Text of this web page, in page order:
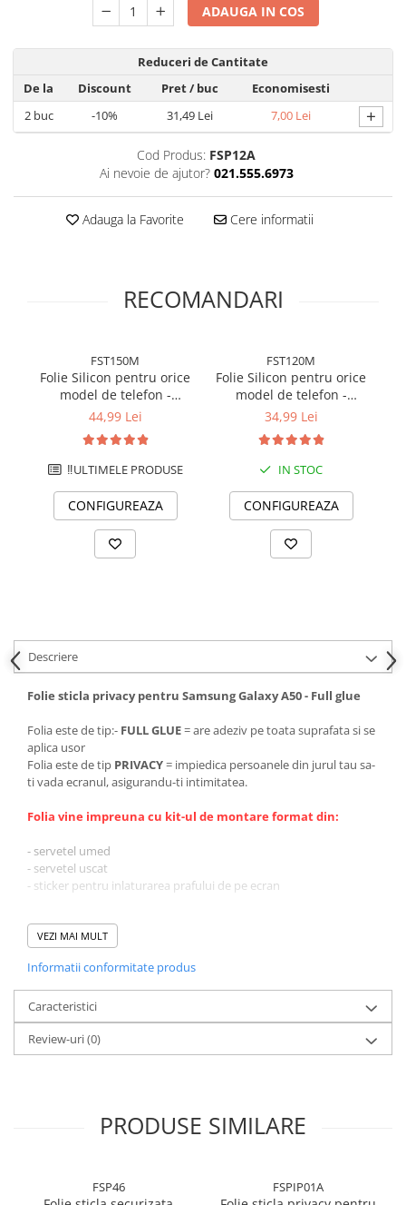
Pachete Promotionale
Pachete 2 Folii de Sticlă
Produse
ADAUGA IN COS
Reduceri de Cantitate
De la
Discount Pret/ buc
Economisesti
2buc -10% 31,49 Lei 7,00 Lei +
Cod Produs: FSP12A
Ai nevoie de ajutor? 021.555.6973
Adauga la Favorite Cere informatii
RECOMANDARI
FST150M
Folie Silicon pentru orice
model de telefon -
Hydrogel transparent 150
44,99 Lei
‼️ULTIMELE PRODUSE
CONFIGUREAZA
FST120M
Folie Silicon pentru orice
model de telefon -
Hydrogel transparent 120
34,99 Lei
IN STOC
CONFIGUREAZA
Descriere
Folie sticla privacy pentru Samsung Galaxy A50 - Full glue
Folia este de tip:- FULL GLUE= are adeziv pe toata suprafata si se
aplica usor
Folia este de tip PRIVACY= impiedica persoanele din jurul tau sa-
ti vada ecranul, asigurandu-ti intimitatea.
Folia vine impreuna cu kit-ul de montare format din:
- servetel umed
- servetel uscat
- sticker pentru inlaturarea prafului de pe ecran
VEZI MAI MULT
Informatii conformitate produs
Caracteristici
Review-uri(0)
PRODUSE SIMILARE
FSP46 FSPIP01A